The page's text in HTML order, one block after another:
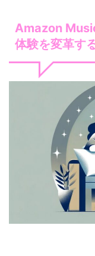
Amazon
体験を変革す